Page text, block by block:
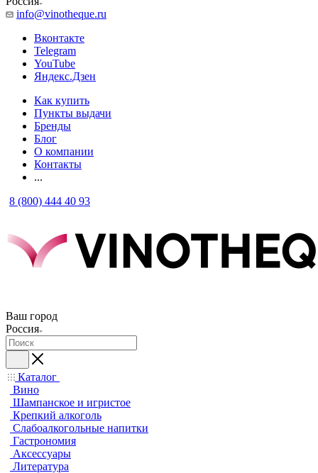
info@vinotheque.ru
Вконтакте
Telegram
YouTube
Яндекс.Дзен
Как купить
Пункты выдачи
Бренды
Блог
О компании
Контакты
...
8 (800) 444 40 93
Ваш город
Россия
Каталог
Вино
Шампанское и игристое
Крепкий алкоголь
Слабоалкогольные напитки
Гастрономия
Аксессуары
Литература